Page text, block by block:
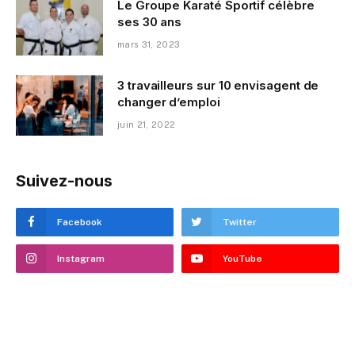
Le Groupe Karaté Sportif célèbre
ses 30 ans
mars 31, 2023
3 travailleurs sur 10 envisagent de
changer d’emploi
juin 21, 2022
Suivez-nous
Facebook Twitter
Instagram YouTube